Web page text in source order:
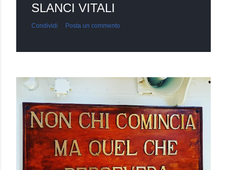
SLANCI VITALI
Condividi Posta un commento